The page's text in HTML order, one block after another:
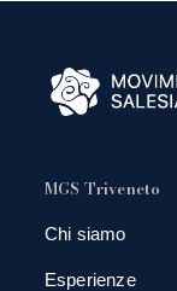
MGS Triveneto
Chi siamo
Esperienze